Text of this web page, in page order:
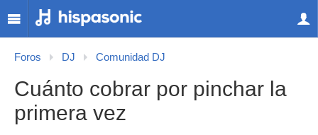
Foros DJ Comunidad DJ
Cuánto cobrar por pinchar la
primera vez